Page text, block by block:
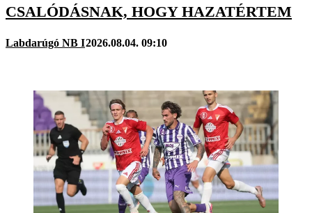
CSALÓDÁSNAK, HOGY HAZATÉRTEM
Labdarúgó NB I2026.08.04. 09:10